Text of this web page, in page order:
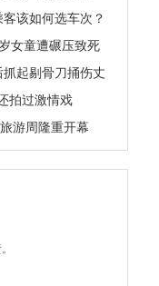
该如何选车次？
女童遭碾压致死
起剔骨刀捅伤丈
拍过激情戏
游周隆重开幕